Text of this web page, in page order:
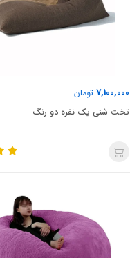
7,100,000 تومان
تخت شنی یک نفره دو رنگ